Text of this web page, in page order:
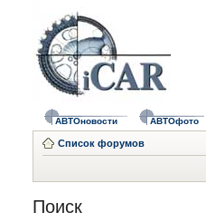
АВТОновости АВТОфото
Список форумов
Поиск